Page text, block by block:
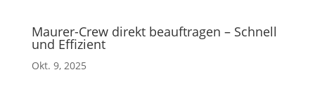
Maurer-Crew direkt beauftragen – Schnell
und Effizient
Okt. 9, 2025